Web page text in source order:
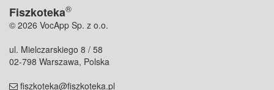
Fiszkoteka®
© 2026 VocApp Sp. z o.o.
ul. Mielczarskiego 8 / 58
02-798 Warszawa, Polska
fiszkoteka@fiszkoteka.pl